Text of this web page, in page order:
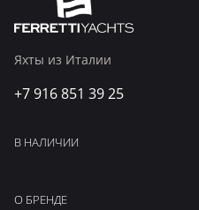
Яхты из Италии
+7 916 851 39 25
В НАЛИЧИИ
О БРЕНДЕ